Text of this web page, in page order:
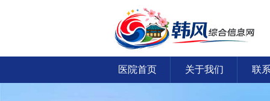
医院首页 关于我们 联